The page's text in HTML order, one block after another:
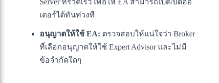
เดอร์ได้ทันท่วงที
อนุญาตให้ใช้ EA: ตรวจสอบให้แน่ใจว่า Broker
ที่เลือกอนุญาตให้ใช้ Expert Advisor และไม่มี
ข้อจำกัดใดๆ